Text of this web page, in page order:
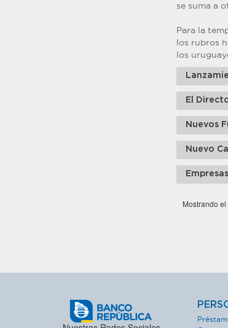
se suma a
Para la
los rubros
los
El
Nuevos
Nuevo
Mostrando